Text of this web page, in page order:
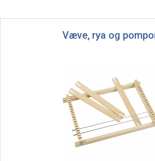
Væve, rya og